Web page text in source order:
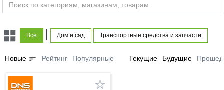
Все | Дом и сад Транспортные средства и запчасти
Новые sort Рейтинг Популярные Текущие Будущие